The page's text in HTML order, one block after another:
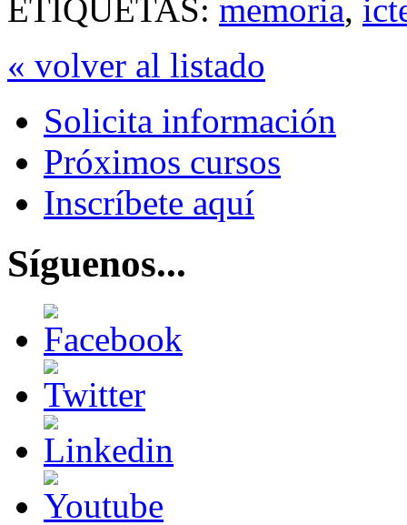
ETIQUETAS: memoria,
« volver al listado
Solicita información
Próximos cursos
Inscríbete aquí
Síguenos...